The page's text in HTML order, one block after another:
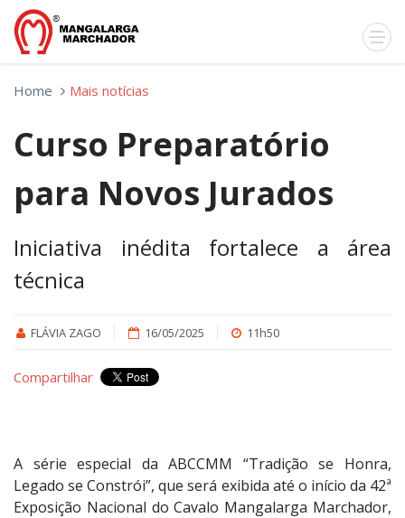
Home Mais notícias
Curso Preparatório
para Novos Jurados
Iniciativa inédita fortalece a área
técnica
FLÁVIA ZAGO 16/05/2025 11h50
Compartilhar
A série especial da ABCCMM “Tradição se Honra,
Legado se Constrói”, que será exibida até o início da 42ª
Exposição Nacional do Cavalo Mangalarga Marchador,